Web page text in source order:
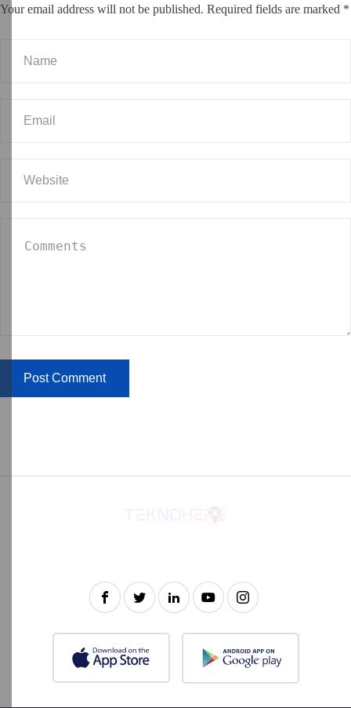
Your email address will not be published. Required fields are marked *